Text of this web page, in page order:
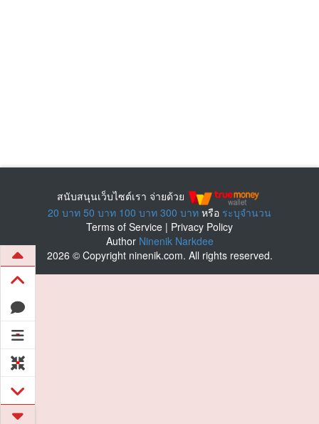
สนับสนุนเว็บไซต์เรา จ่ายด้วย
20 บาท 50 บาท 100 บาท 300 บาท หรือ ระบุจำนวน
Terms of Service | Privacy Policy
Author Ninenik Narkdee
2026 © Copyright ninenik.com. All rights reserved.